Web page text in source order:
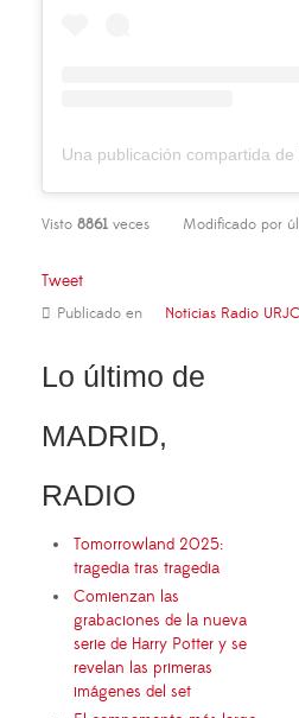
Visto 8861 veces Modificado por
Tweet
Publicado en Noticias Radio URJC
Lo último de
MADRID,
RADIO
Tomorrowland 2025:
tragedia tras tragedia
Comienzan las
grabaciones de la nueva
serie de Harry Potter y se
revelan las primeras
imágenes del set